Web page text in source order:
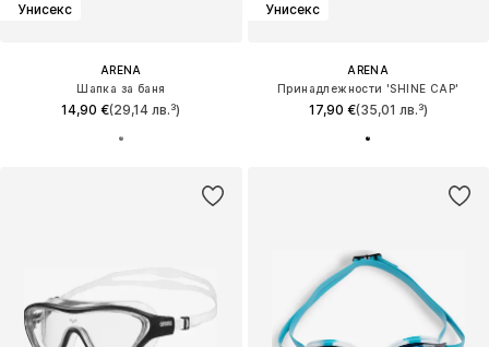
Унисекс
ARENA
Шапка за баня
14,90 €(29,14 лв.³)
Унисекс
ARENA
Принадлежности 'SHINE CAP'
17,90 €(35,01 лв.³)